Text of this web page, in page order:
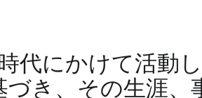
代にかけて活動
き、その生涯、